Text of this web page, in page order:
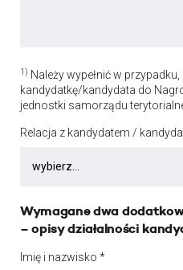
1) Należy wypełnić w
kandydatkę/kandydata do
jednostki samorządu
Relacja z kandydatem /
Wymagane dwa
– opisy działalności
Imię i nazwisko *